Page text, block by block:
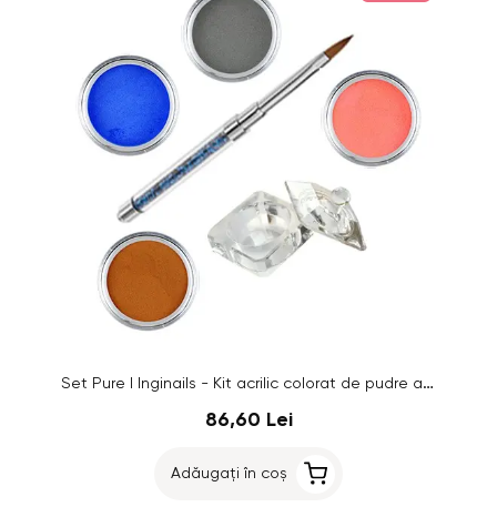
Set Pure I Inginails - Kit acrilic colorat de pudre acrilice pentru unghii
86,60 Lei
Adăugați în coș